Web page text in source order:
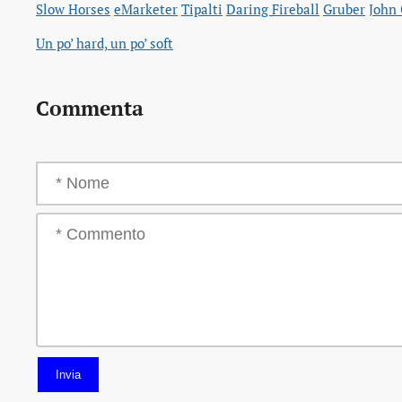
Slow Horses eMarketer Tipalti Daring Fireball Gruber John
Un po’ hard, un po’ soft
Commenta
Invia